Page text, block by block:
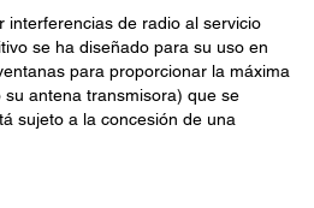
interferencias de radio al servicio
se ha diseñado para su uso en
para proporcionar la máxima
antena transmisora) que se
sujeto a la concesión de una